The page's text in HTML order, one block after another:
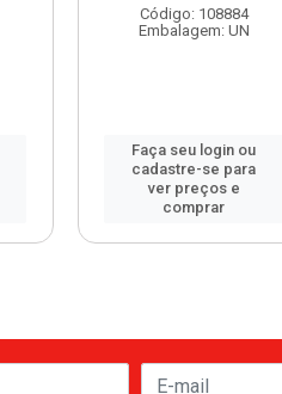
Código: 108884
Embalagem: UN
Faça seu login ou
cadastre-se para
ver preços e
comprar